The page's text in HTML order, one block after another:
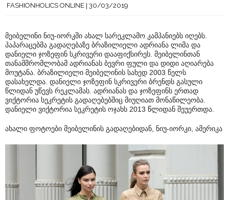
FASHIONHOLICS ONLINE 30/03/2019
მეიბელინი ნიუ-იორკში ახალ სარეკლამო კამპანიებს იღებს.
პაპარაცებმა გადაღებაზე ბრაზილიელი ადრიანა ლიმა და
დანიელი ჯოზეფინ სკრივერი დააფიქსირეს. მეიბელინთან
თანამშრომლობამ ადრიანას ბევრი ფული და დიდი აღიარება
მოუტანა. ბრაზილიელი მეიბელინის სახედ 2003 წელს
დასახელდა. დანიელი ჯოზეფინ სკრივერი ბრენდს გასული
წლიდან უწევს რეკლამას. ადრიანას და ჯოზეფინს ერთად
ვიქტორია სეკრეტის გადაღებებშიც მიუღიათ მონაწილეობა.
დანიელი ვიქტორია სეკრეტის ოჯახს 2013 წლიდან შეუერთდა.
ახალი ფოტოები მეიბელინის გადაღებიდან, ნიუ-იორკი, ამერიკა